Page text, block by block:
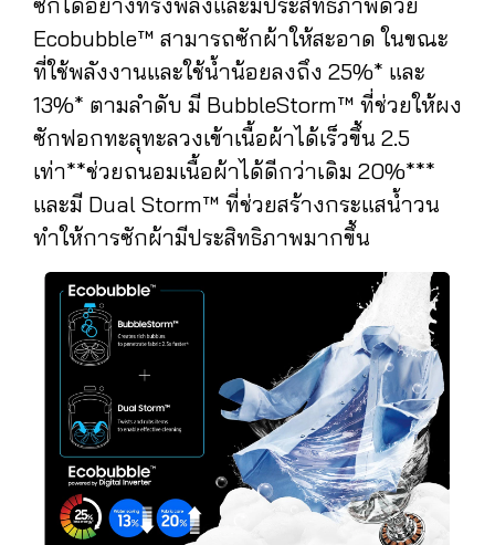
Ecobubble™ สามารถซักผ้าให้สะอาด ในขณะ
ที่ใช้พลังงานและใช้น้ำน้อยลงถึง 25%* และ
13%* ตามลำดับ มี BubbleStorm™ ที่ช่วยให้ผง
ซักฟอกทะลุทะลวงเข้าเนื้อผ้าได้เร็วขึ้น 2.5
เท่า**ช่วยถนอมเนื้อผ้าได้ดีกว่าเดิม 20%***
และมี Dual Storm™ ที่ช่วยสร้างกระแสน้ำวน
ทำให้การซักผ้ามีประสิทธิภาพมากขึ้น